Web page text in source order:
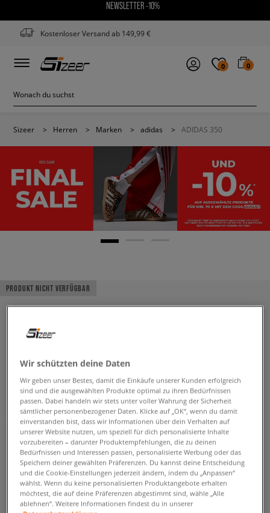
NEWSLETTER -10%
Kostenloser Versand ab 149,99 €
0 0
Sizeer > Herren > Marken > adidas > ADIDAS 350
PRODUKT NICHT VERFÜGBAR
Wir schützten deine Daten
Wir geben unser Bestes, damit die Einkäufe unserer Kunden erfolgreich
sind und die ausgewählten Produkte optimal zu ihren Bedürfnissen
passen. Dabei handeln wir stets unter voller Wahrung der Sicherheit
sämtlicher personenbezogener Daten. Klicke auf „OK“, wenn du damit
einverstanden bist, dass wir Informationen über dein Verhalten auf
unserer Website nutzen, um speziell für dich personalisierte Inhalte
vorzubereiten – darunter Produktempfehlungen, die zu deinen
Bedürfnissen und Interessen passen, personalisierte Werbung oder das
Speichern deiner gewählten Präferenzen. Du kannst deine Entscheidung
und die Cookie-Einstellungen jederzeit ändern, indem du „Anpassen“
wählst. Wenn du keine personalisierten Produktangebote erhalten
möchtest, die auf deine Präferenzen abgestimmt sind, wähle „Alle
ablehnen“. Weitere Informationen findest du in unserer